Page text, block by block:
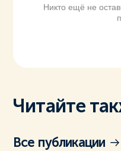
Никто ещё не
Читайте
Все публикации